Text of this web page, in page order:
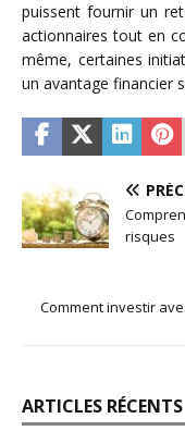
puissent fournir un
actionnaires tout en
même, certaines
un avantage financier
risques
Comment investir
ARTICLES RÉCENTS